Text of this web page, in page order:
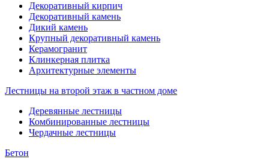
Декоративный кирпич
Декоративный камень
Дикий камень
Крупный декоративный камень
Керамогранит
Клинкерная плитка
Архитектурные элементы
Лестницы на второй этаж в частном доме
Деревянные лестницы
Комбинированные лестницы
Чердачные лестницы
Бетон